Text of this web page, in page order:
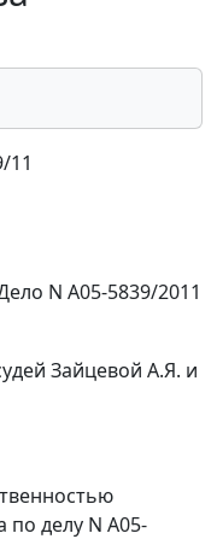
11
N А05-5839/2011
Зайцевой А.Я. и
по делу N А05-